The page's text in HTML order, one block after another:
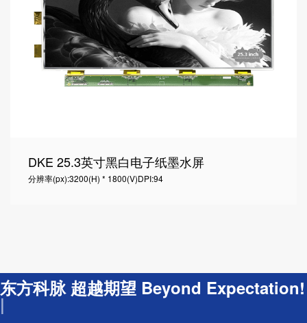
DKE 25.3英寸黑白电子纸墨水屏
分辨率(px):3200(H) * 1800(V)DPI:94
东方科脉 超越期望 Beyond Expectation!
|